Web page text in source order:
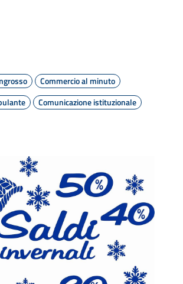
Commercio al minuto
Comunicazione istituzionale